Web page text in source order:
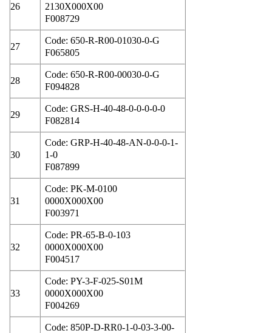
26
2130X000X00
F008729
27
Code: 650-R-R00-01030-0-G
F065805
28
Code: 650-R-R00-00030-0-G
F094828
29
Code: GRS-H-40-48-0-0-0-0-0
F082814
30
Code: GRP-H-40-48-AN-0-0-0-1-
1-0
F087899
31
Code: PK-M-0100
0000X000X00
F003971
32
Code: PR-65-B-0-103
0000X000X00
F004517
33
Code: PY-3-F-025-S01M
0000X000X00
F004269
Code: 850P-D-RR0-1-0-03-3-00-